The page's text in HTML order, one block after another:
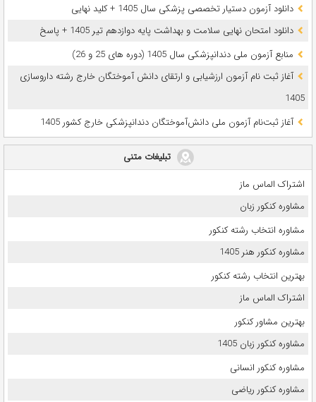
دانلود آزمون دستیار تخصصی پزشکی سال 1405 + کلید نهایی
دانلود امتحان نهایی سلامت و بهداشت پایه دوازدهم تیر 1405 + پاسخ
ﻣﻨﺎﺑﻊ آزﻣﻮن ﻣﻠﯽ دندانپزشکی سال 1405 (دوره های 25 و 26)
آغاز ثبت نام آزمون‌ ارزشیابی و ارتقای دانش آموختگان خارج رشته داروسازی
1405
آغاز ثبت‌نام آزمون ملی دانش‌آموختگان دندانپزشکی خارج کشور 1405
تبلیغات متنی
اشتراک الماس ماز
مشاوره کنکور زبان
مشاوره انتخاب رشته کنکور
مشاوره کنکور هنر 1405
بهترین انتخاب رشته کنکور
اشتراک الماس ماز
بهترین مشاور کنکور
مشاوره کنکور زبان 1405
مشاوره کنکور انسانی
مشاوره کنکور ریاضی